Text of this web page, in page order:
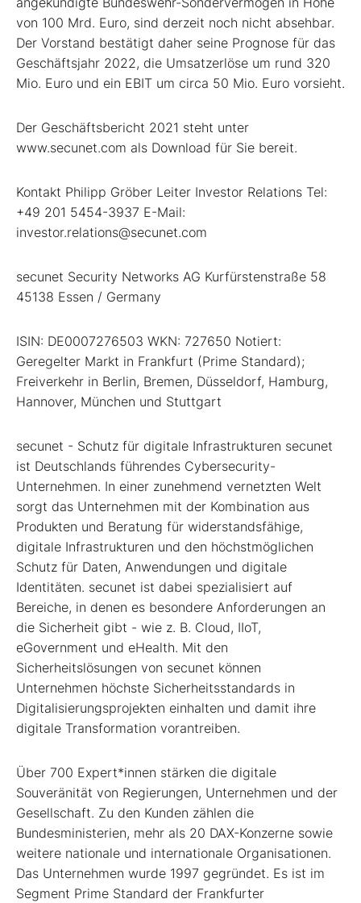
von 100 Mrd. Euro, sind derzeit noch nicht absehbar.
Der Vorstand bestätigt daher seine Prognose für das
Geschäftsjahr 2022, die Umsatzerlöse um rund 320
Mio. Euro und ein EBIT um circa 50 Mio. Euro vorsieht.
Der Geschäftsbericht 2021 steht unter
www.secunet.com als Download für Sie bereit.
Kontakt Philipp Gröber Leiter Investor Relations Tel:
+49 201 5454-3937 E-Mail:
investor.relations@secunet.com
secunet Security Networks AG Kurfürstenstraße 58
45138 Essen / Germany
ISIN: DE0007276503 WKN: 727650 Notiert:
Geregelter Markt in Frankfurt (Prime Standard);
Freiverkehr in Berlin, Bremen, Düsseldorf, Hamburg,
Hannover, München und Stuttgart
secunet - Schutz für digitale Infrastrukturen secunet
ist Deutschlands führendes Cybersecurity-
Unternehmen. In einer zunehmend vernetzten Welt
sorgt das Unternehmen mit der Kombination aus
Produkten und Beratung für widerstandsfähige,
digitale Infrastrukturen und den höchstmöglichen
Schutz für Daten, Anwendungen und digitale
Identitäten. secunet ist dabei spezialisiert auf
Bereiche, in denen es besondere Anforderungen an
die Sicherheit gibt - wie z. B. Cloud, IIoT,
eGovernment und eHealth. Mit den
Sicherheitslösungen von secunet können
Unternehmen höchste Sicherheitsstandards in
Digitalisierungsprojekten einhalten und damit ihre
digitale Transformation vorantreiben.
Über 700 Expert*innen stärken die digitale
Souveränität von Regierungen, Unternehmen und der
Gesellschaft. Zu den Kunden zählen die
Bundesministerien, mehr als 20 DAX-Konzerne sowie
weitere nationale und internationale Organisationen.
Das Unternehmen wurde 1997 gegründet. Es ist im
Segment Prime Standard der Frankfurter